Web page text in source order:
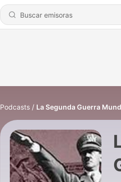
Podcasts La Segunda Guerra